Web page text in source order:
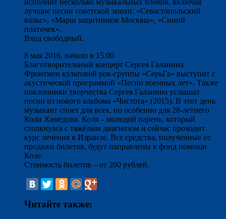
исполнит несколько музыкальных блоков, включая
лучшие песни советской эпохи: «Севастопольский
вальс», «Марш защитников Москвы», «Синий
платочек».
Вход свободный.
8 мая 2016, начало в 15.00
Благотворительный концерт Сергея Галанина
Фронтмен культовой рок-группы «СерьГа» выступит с
акустической программой «Песни военных лет». Также
поклонники творчества Сергея Галанина услышат
песни из нового альбома «Чистота» (2015). В этот день
музыкант споет для всех, но особенно для 28-летнего
Коли Хамедова. Коля – молодой парень, который
столкнулся с тяжёлым диагнозом и сейчас проходит
курс лечения в Израиле. Все средства, полученные от
продажи билетов, будут направлены в фонд помощи
Коле.
Стоимость билетов – от 200 рублей.
Читайте также: